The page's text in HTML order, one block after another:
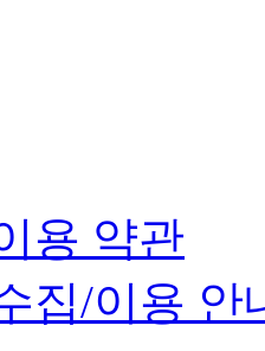
용 약관
집/이용 안